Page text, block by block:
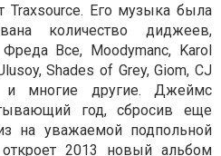
Traxsource. Его музыка была
количество диджеев,
Все, Moodymanc, Karol
Shades of Grey, Giom, CJ
и многие другие. Джеймс
год, сбросив еще
на уважаемой подпольной
2013 новый альбом